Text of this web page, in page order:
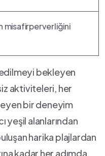
misafirperverliğini
bekleyen
aktiviteleri, her
bir deneyim
yeşil‍ alanlarından⁣
harika plajlardan
kadar ⁢her adımda